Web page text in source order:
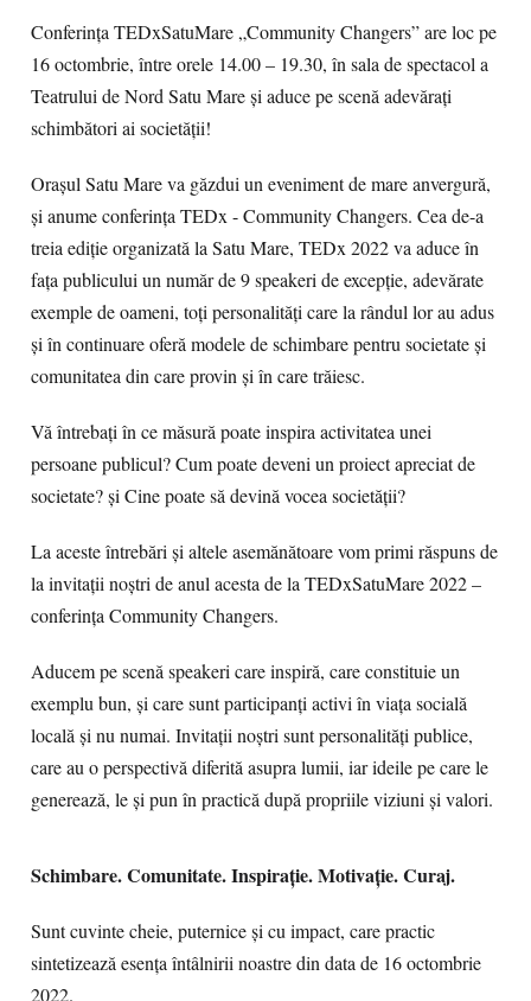
Conferința TEDxSatuMare „Community Changers” are loc pe
16 octombrie, între orele 14.00 – 19.30, în sala de spectacol a
Teatrului de Nord Satu Mare și aduce pe scenă adevărați
schimbători ai societății!
Orașul Satu Mare va găzdui un eveniment de mare anvergură,
și anume conferința TEDx - Community Changers. Cea de-a
treia ediție organizată la Satu Mare, TEDx 2022 va aduce în
fața publicului un număr de 9 speakeri de excepție, adevărate
exemple de oameni, toți personalități care la rândul lor au adus
și în continuare oferă modele de schimbare pentru societate și
comunitatea din care provin și în care trăiesc.
Vă întrebați în ce măsură poate inspira activitatea unei
persoane publicul? Cum poate deveni un proiect apreciat de
societate? și Cine poate să devină vocea societății?
La aceste întrebări și altele asemănătoare vom primi răspuns de
la invitații noștri de anul acesta de la TEDxSatuMare 2022 –
conferința Community Changers.
Aducem pe scenă speakeri care inspiră, care constituie un
exemplu bun, și care sunt participanți activi în viața socială
locală și nu numai. Invitații noștri sunt personalități publice,
care au o perspectivă diferită asupra lumii, iar ideile pe care le
generează, le și pun în practică după propriile viziuni și valori.
Schimbare. Comunitate. Inspirație. Motivație. Curaj.
Sunt cuvinte cheie, puternice și cu impact, care practic
sintetizează esența întâlnirii noastre din data de 16 octombrie
2022.